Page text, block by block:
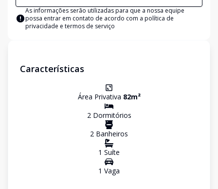
As informações serão utilizadas para que a nossa equipe
possa entrar em contato de acordo com a política de
privacidade e termos de serviço
Características
Área Privativa 82m²
2Dormitórios
2 Banheiros
1 Suíte
1 Vaga